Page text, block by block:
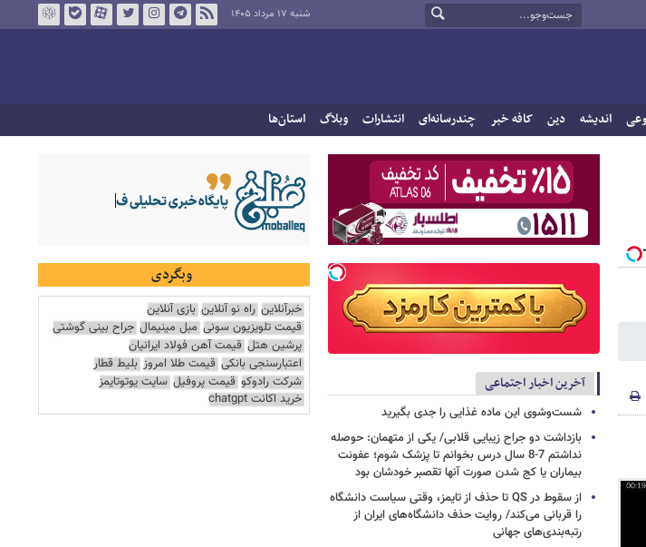
شنبه ۱۷ مرداد ۱۴۰۵
اندیشه دین کافه خبر چندرسانه‌ای انتشارات وبلاگ استان‌ها
آخرین اخبار اجتماعی
شست‌وشوی این ماده غذایی را جدی بگیرید
بازداشت دو جراح زیبایی قلابی/ یکی از متهمان: حوصله
نداشتم 7-8 سال درس بخوانم تا پزشک شوم؛ عفونت
بیماران یا کج شدن صورت آنها تقصبر خودشان بود
از سقوط در QS تا حذف از تایمز، وقتی سیاست دانشگاه
را قربانی می‌کند/ روایت حذف دانشگاه‌های ایران از
رتبه‌بندی‌های جهانی
وبگردی
خبرآنلاین راه نو آنلاین بازی آنلاین
قیمت تلویزیون سونی مبل مینیمال جراح بینی گوشتی
پرشین هتل قیمت آهن فولاد ایرانیان
اعتبارسنجی بانکی قیمت طلا امروز بلیط قطار
شرکت رادوکو قیمت پروفیل سایت یوتوتایمز
خرید اکانت chatgpt